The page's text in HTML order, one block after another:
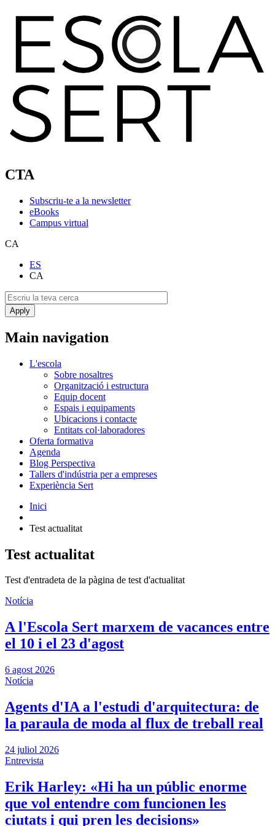
CTA
Subscriu-te a la newsletter
eBooks
Campus virtual
CA
ES
CA
Main navigation
L'escola
Sobre nosaltres
Organització i estructura
Equip docent
Espais i equipaments
Ubicacions i contacte
Entitats col·laboradores
Oferta formativa
Agenda
Blog Perspectiva
Tallers d'indústria per a empreses
Experiència Sert
Inici
Test actualitat
Test actualitat
Test d'entradeta de la pàgina de test d'actualitat
Notícia
A l'Escola Sert marxem de vacances entre
el 10 i el 23 d'agost
6 agost 2026
Notícia
Agents d'IA a l'estudi d'arquitectura: de
la paraula de moda al flux de treball real
24 juliol 2026
Entrevista
Erik Harley: «Hi ha un públic enorme
que vol entendre com funcionen les
ciutats i qui pren les decisions»